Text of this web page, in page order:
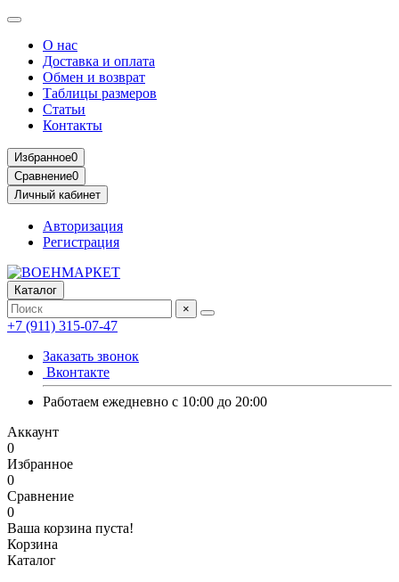
О нас
Доставка и оплата
Обмен и возврат
Таблицы размеров
Статьи
Контакты
Избранное0
Сравнение0
Личный кабинет
Авторизация
Регистрация
Каталог
×
+7 (911) 315-07-47
Заказать звонок
Вконтакте
Работаем ежедневно с 10:00 до 20:00
Аккаунт
0
Избранное
0
Сравнение
0
Ваша корзина пуста!
Корзина
Каталог